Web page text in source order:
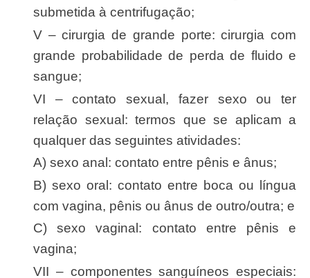
submetida à centrifugação;
V – cirurgia de grande porte: cirurgia com
grande probabilidade de perda de fluido e
sangue;
VI – contato sexual, fazer sexo ou ter
relação sexual: termos que se aplicam a
qualquer das seguintes atividades:
a) sexo anal: contato entre pênis e ânus;
b) sexo oral: contato entre boca ou língua
com vagina, pênis ou ânus de outro/outra; e
c) sexo vaginal: contato entre pênis e
vagina;
VII – componentes sanguíneos especiais: